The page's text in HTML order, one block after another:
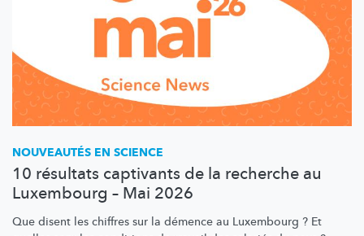
NOUVEAUTÉS EN SCIENCE
10 résultats captivants de la recherche au
Luxembourg – Mai 2026
Que disent les chiffres sur la démence au Luxembourg ? Et